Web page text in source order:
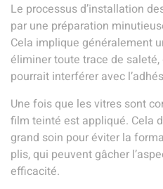
Le processus d’installation
par une préparation
Cela implique généralement
éliminer toute trace de
pourrait interférer avec
Une fois que les vitres sont
film teinté est appliqué. Cela
grand soin pour éviter la
plis, qui peuvent gâcher
efficacité.